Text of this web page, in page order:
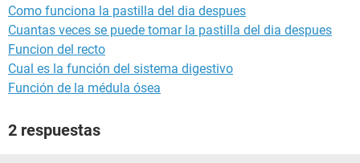
Como funciona la pastilla del dia despues
Cuantas veces se puede tomar la pastilla del dia despues
Funcion del recto
Cual es la función del sistema digestivo
Función de la médula ósea
2 respuestas